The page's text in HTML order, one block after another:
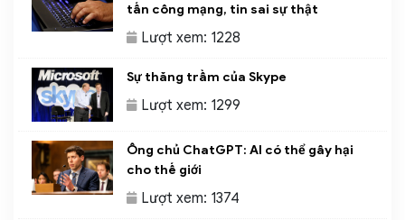
tấn công mạng, tin sai sự thật
Lượt xem: 1228
Sự thăng trầm của Skype
Lượt xem: 1299
Ông chủ ChatGPT: AI có thể gây hại
cho thế giới
Lượt xem: 1374